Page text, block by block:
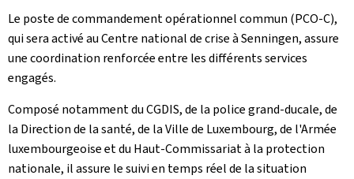
Le poste de commandement opérationnel commun (PCO-C),
qui sera activé au Centre national de crise à Senningen, assure
une coordination renforcée entre les différents services
engagés.
Composé notamment du CGDIS, de la police grand-ducale, de
la Direction de la santé, de la Ville de Luxembourg, de l'Armée
luxembourgeoise et du Haut-Commissariat à la protection
nationale, il assure le suivi en temps réel de la situation